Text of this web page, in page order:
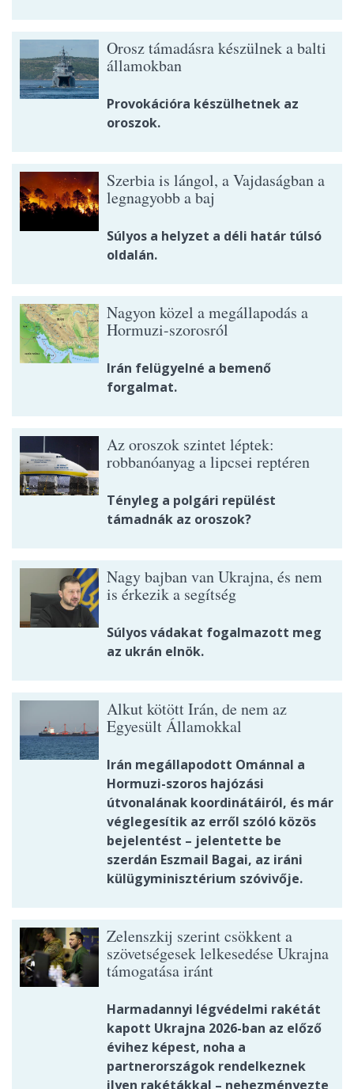
Orosz támadásra készülnek a balti
államokban
Provokációra készülhetnek az
oroszok.
Szerbia is lángol, a Vajdaságban a
legnagyobb a baj
Súlyos a helyzet a déli határ túlsó
oldalán.
Nagyon közel a megállapodás a
Hormuzi-szorosról
Irán felügyelné a bemenő
forgalmat.
Az oroszok szintet léptek:
robbanóanyag a lipcsei reptéren
Tényleg a polgári repülést
támadnák az oroszok?
Nagy bajban van Ukrajna, és nem
is érkezik a segítség
Súlyos vádakat fogalmazott meg
az ukrán elnök.
Alkut kötött Irán, de nem az
Egyesült Államokkal
Irán megállapodott Ománnal a
Hormuzi-szoros hajózási
útvonalának koordinátáiról, és már
véglegesítik az erről szóló közös
bejelentést – jelentette be
szerdán Eszmail Bagai, az iráni
külügyminisztérium szóvivője.
Zelenszkij szerint csökkent a
szövetségesek lelkesedése Ukrajna
támogatása iránt
Harmadannyi légvédelmi rakétát
kapott Ukrajna 2026-ban az előző
évihez képest, noha a
partnerországok rendelkeznek
ilyen rakétákkal – nehezményezte